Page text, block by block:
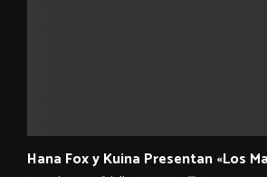
Hana Fox y Kuina Presentan «Los